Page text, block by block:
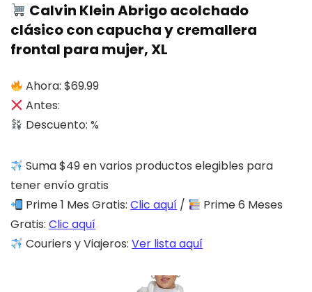
Calvin Klein Abrigo acolchado
clásico con capucha y cremallera
frontal para mujer, XL
Ahora: $69.99
Antes:
Descuento: %
Suma $49 en varios productos elegibles para
tener envío gratis
Prime 1 Mes Gratis:Clic aquí /
Prime 6 Meses
Gratis: Clic aquí
Couriers y Viajeros:Ver lista aquí